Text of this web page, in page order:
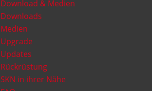
Download & Medien
Downloads
Medien
Upgrade
Updates
Rückrüstung
SKN in ihrer Nähe